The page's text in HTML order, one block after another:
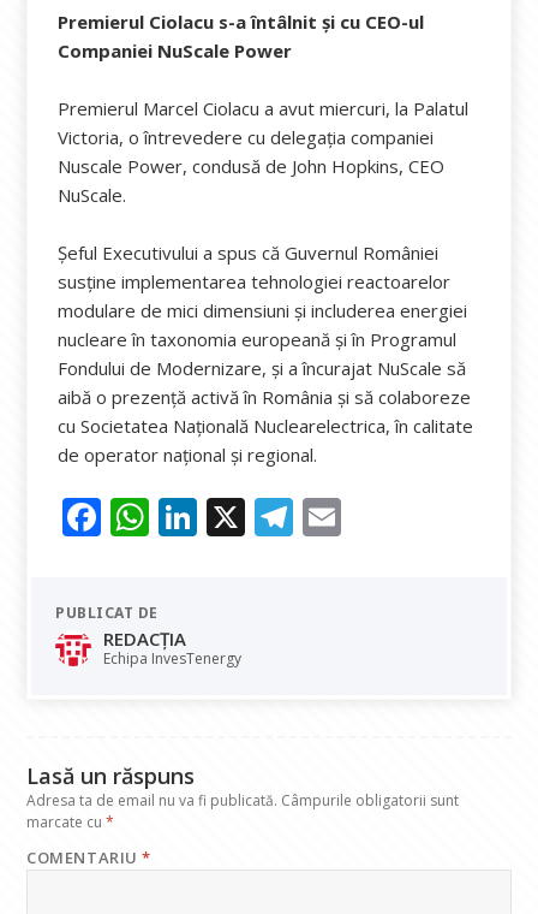
Premierul Ciolacu s-a întâlnit și cu CEO-ul
Companiei NuScale Power
Premierul Marcel Ciolacu a avut miercuri, la Palatul
Victoria, o întrevedere cu delegaţia companiei
Nuscale Power, condusă de John Hopkins, CEO
NuScale.
Şeful Executivului a spus că Guvernul României
susţine implementarea tehnologiei reactoarelor
modulare de mici dimensiuni şi includerea energiei
nucleare în taxonomia europeană şi în Programul
Fondului de Modernizare, şi a încurajat NuScale să
aibă o prezenţă activă în România şi să colaboreze
cu Societatea Naţională Nuclearelectrica, în calitate
de operator naţional şi regional.
F
b
o
W
s
A
Li
dI
X T
PUBLICAT DE
REDACȚIA
Echipa InvesTenergy
Lasă un răspuns
Adresa ta de email nu va fi publicată. Câmpurile obligatorii sunt
marcate cu*
COMENTARIU*